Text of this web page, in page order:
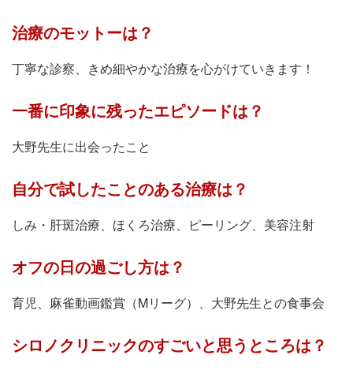
治療のモットーは？
丁寧な診察、きめ細やかな治療を心がけていきます！
一番に印象に残ったエピソードは？
大野先生に出会ったこと
自分で試したことのある治療は？
しみ・肝斑治療、ほくろ治療、ピーリング、美容注射
オフの日の過ごし方は？
育児、麻雀動画鑑賞（Mリーグ）、大野先生との食事会
シロノクリニックのすごいと思うところは？